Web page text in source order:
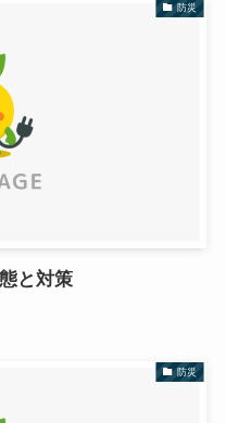
防災
と対策
防災